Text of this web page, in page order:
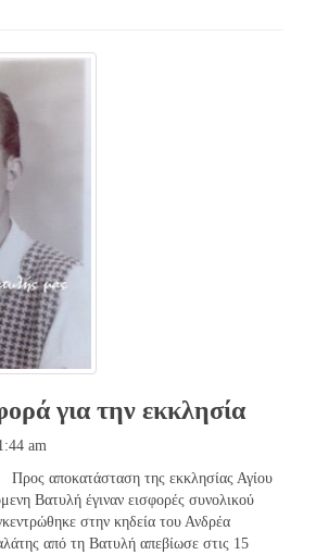
για την εκκλησία
am
αποκατάσταση της εκκλησίας Αγίου
Βατυλή έγιναν εισφορές συνολικού
στην κηδεία του Ανδρέα
από τη Βατυλή απεβίωσε στις 15